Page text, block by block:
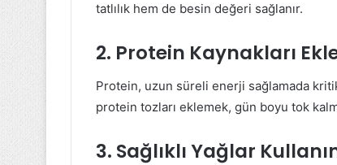
tatlılık hem de besin değeri sağlanır.
2. Protein Kaynakları
Protein, uzun süreli enerji sağlamada
protein tozları eklemek, gün boyu tok
3. Sağlıklı Yağlar